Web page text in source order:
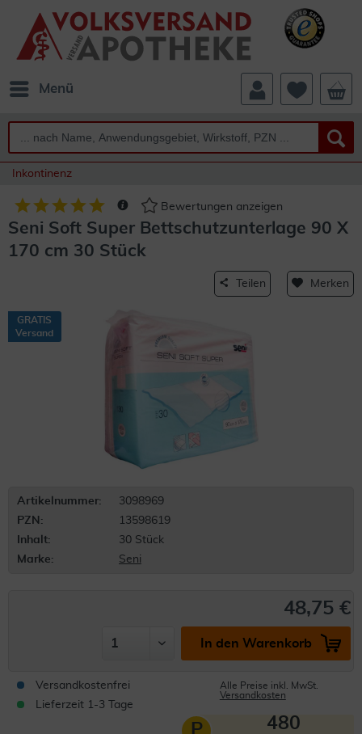
Menü
Inkontinenz
Bewertungen anzeigen
Seni Soft Super Bettschutzunterlage 90 X
170 cm 30 Stück
Teilen Merken
GRATIS
Versand
Artikelnummer:
3098969
PZN:
13598619
Inhalt:
30 Stück
Marke:
Seni
48,75 €
In den Warenkorb
Versandkostenfrei
Lieferzeit 1-3 Tage
Alle Preise inkl. MwSt.
Versandkosten
480